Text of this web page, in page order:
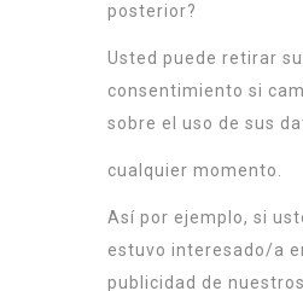
posterior?
Usted puede retirar su
consentimiento si
sobre el uso de sus
cualquier momento.
Así por ejemplo, si
estuvo interesado/a
publicidad de